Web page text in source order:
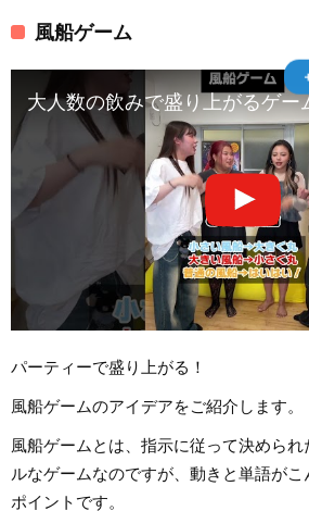
風船ゲーム
大人数の飲みで盛り上がるゲ
パーティーで盛り上がる！
風船ゲームのアイデアをご紹介します。
風船ゲームとは、指示に従って決めら
ルなゲームなのですが、動きと単語が
ポイントです。